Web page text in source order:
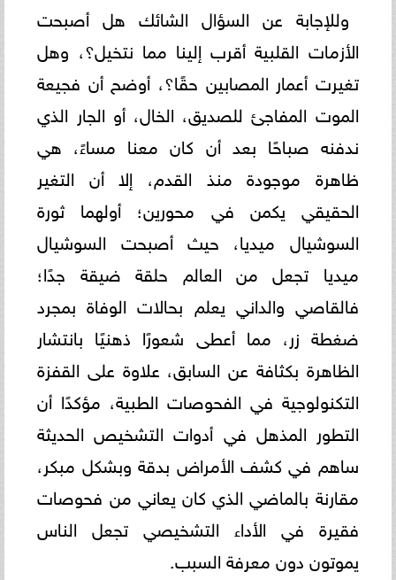
وللإجابة عن السؤال الشائك هل أصبحت
الأزمات القلبية أقرب إلينا مما نتخيل؟، وهل
تغيرت أعمار المصابين حقًا؟، أوضح أن فجيعة
الموت المفاجئ للصديق، الخال، أو الجار الذي
ندفنه صباحًا بعد أن كان معنا مساءً، هي
ظاهرة موجودة منذ القدم، إلا أن التغير
الحقيقي يكمن في محورين؛ أولهما ثورة
السوشيال ميديا، حيث أصبحت السوشيال
ميديا تجعل من العالم حلقة ضيقة جدًا؛
فالقاصي والداني يعلم بحالات الوفاة بمجرد
ضغطة زر، مما أعطى شعورًا ذهنيًا بانتشار
الظاهرة بكثافة عن السابق، علاوة على القفزة
التكنولوجية في الفحوصات الطبية، مؤكدًا أن
التطور المذهل في أدوات التشخيص الحديثة
ساهم في كشف الأمراض بدقة وبشكل مبكر،
مقارنة بالماضي الذي كان يعاني من فحوصات
فقيرة في الأداء التشخيصي تجعل الناس
يموتون دون معرفة السبب.